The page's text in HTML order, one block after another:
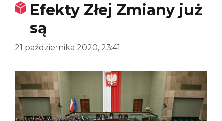
Efekty Złej Zmiany już
są
21 października 2020, 23:41